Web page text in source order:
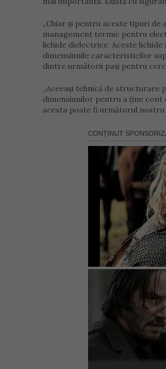
„Chiar și pentru aceste tipuri de
management termic pentru
lichide dielectrice. Aceste
dimensiunile caracteristicilor
dintre următorii pași pentru
„Aceeași tehnică de structurare
dimensiunilor pentru a ține
acesta poate fi următorul nostru